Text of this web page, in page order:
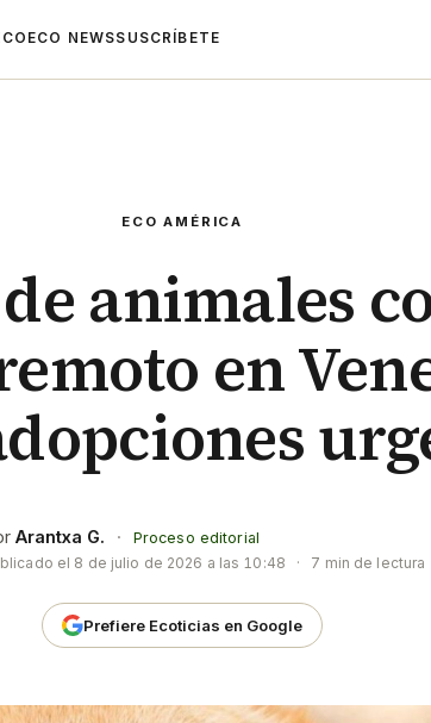
ECO NEWSSUSCRÍBETE
ECO AMÉRICA
animales
en
Arantxa G. ·
Proceso editorial
el 8 de julio de 2026 a las 10:48 · 7 min de lectura
Prefiere Ecoticias en Google